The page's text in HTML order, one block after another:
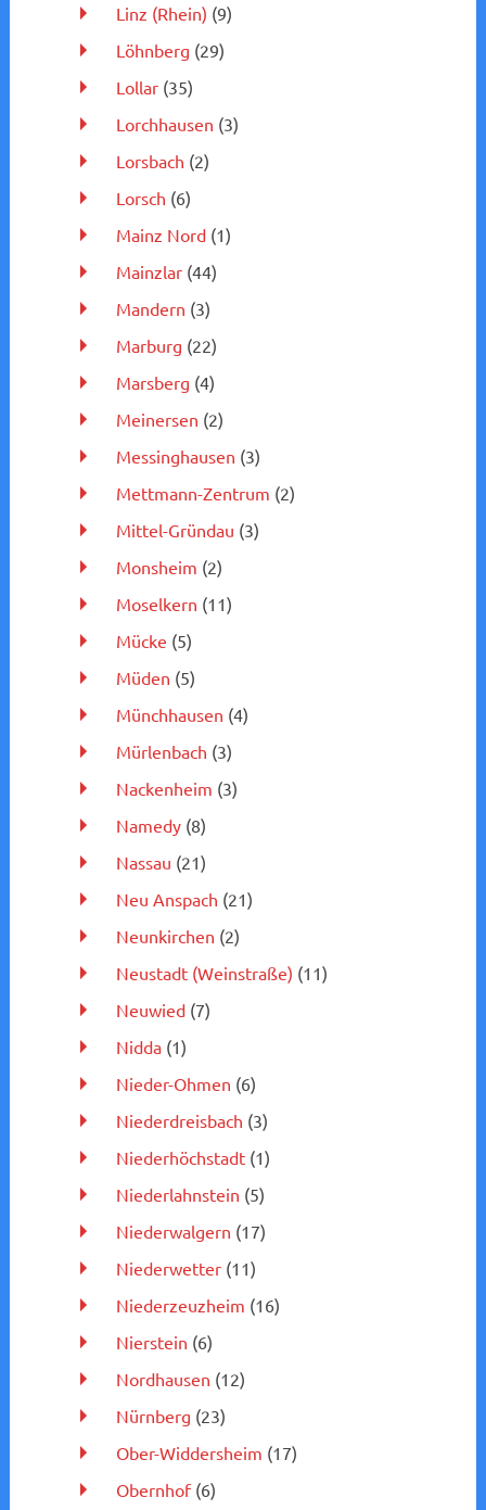
Linz (Rhein) (9)
Löhnberg (29)
Lollar(35)
Lorchhausen (3)
Lorsbach (2)
Lorsch (6)
Mainz Nord(1)
Mainzlar(44)
Mandern (3)
Marburg (22)
Marsberg (4)
Meinersen (2)
Messinghausen (3)
Mettmann-Zentrum (2)
Mittel-Gründau (3)
Monsheim (2)
Moselkern (11)
Mücke (5)
Müden (5)
Münchhausen (4)
Mürlenbach (3)
Nackenheim (3)
Namedy(8)
Nassau (21)
Neu Anspach (21)
Neunkirchen (2)
Neustadt (Weinstraße) (11)
Neuwied(7)
Nidda(1)
Nieder-Ohmen (6)
Niederdreisbach (3)
Niederhöchstadt(1)
Niederlahnstein (5)
Niederwalgern (17)
Niederwetter(11)
Niederzeuzheim (16)
Nierstein (6)
Nordhausen (12)
Nürnberg (23)
Ober-Widdersheim (17)
Obernhof(6)